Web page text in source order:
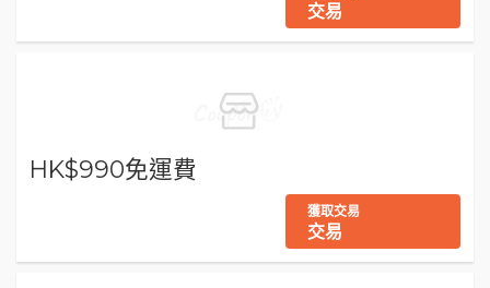
交易
HK$990免運費
獲取交易
交易